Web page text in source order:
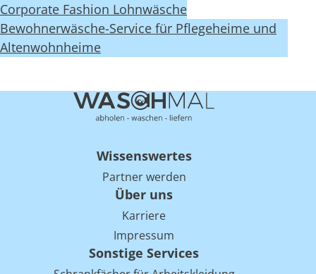
Corporate Fashion Lohnwäsche
Bewohnerwäsche-Service für Pflegeheime und
Altenwohnheime
Wissenswertes
Partner werden
Über uns
Karriere
Impressum
Sonstige Services